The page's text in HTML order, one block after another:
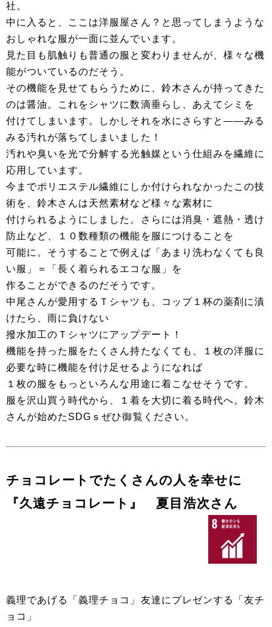
社。
中に入ると、ここは洋服屋さん？と思ってしまうような
おしゃれな服が一面に並んでいます。
見た目も肌触りも普通の服と変わりませんが、様々な機
能がついているのだそう。
その機能を見せてもらうために、鈴木さんが持ってきた
のは醤油。これをシャツに数滴垂らし、あえてシミを
付けてしまいます。しかしそれを水にさらすと――みる
みる汚れが落ちてしまいました！
汚れや臭いを光で分解する光触媒という仕組みを繊維に
応用しています。
今までポリエステル繊維にしか付けられなかったこの技
術を、鈴木さんは天然素材など様々な素材に
付けられるようにしました。さらには消臭・遮熱・透け
防止など、１０数種類の機能を服につけることを
可能に。そうすることで例えば「あまり洗わなくても良
い服」＝「長く着られるエコな服」を
作ることができるのだそうです。
中尾さんが愛用するＴシャツも、コップ１杯の薬剤に漬
けたら、雨に負けない
撥水加工のＴシャツにアップデート！
機能を持った服をたくさん持たなくても、１枚の洋服に
必要な時に機能を付け足せるようになれば
１枚の服をもっといろんな用途に着こなせそうです。
服を沢山買う時代から、１着を大切に着る時代へ。鈴木
さんが始めたSDGｓぜひ御覧ください。
チョコレートでたくさんの人を幸せに
『久遠チョコレート』 夏目浩次さん
義理であげる「義理チョコ」友達にプレゼンする「友チ
ョコ」